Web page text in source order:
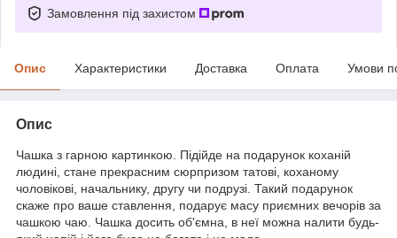
Замовлення під захистом
Опис Характеристики Доставка Оплата Умови
Опис
Чашка з гарною картинкою. Підійде на подарунок коханій
людині, стане прекрасним сюрпризом татові, коханому
чоловікові, начальнику, другу чи подрузі. Такий подарунок
скаже про ваше ставлення, подарує масу приємних вечорів за
чашкою чаю. Чашка досить об'ємна, в неї можна налити будь-